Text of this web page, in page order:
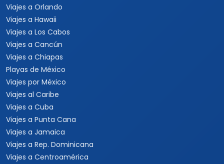
Viajes a Orlando
Viajes a Hawaii
Viajes a Los Cabos
Viajes a Cancún
Viajes a Chiapas
Playas de México
Viajes por México
Viajes al Caribe
Viajes a Cuba
Viajes a Punta Cana
Viajes a Jamaica
Viajes a Rep. Dominicana
Viajes a Centroamérica